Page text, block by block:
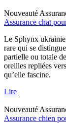
Nouveauté
Assurance chat
Le Sphynx
rare qui se
partielle ou totale
oreilles repliées
qu’elle fascine.
Lire
Nouveauté
Assurance chien